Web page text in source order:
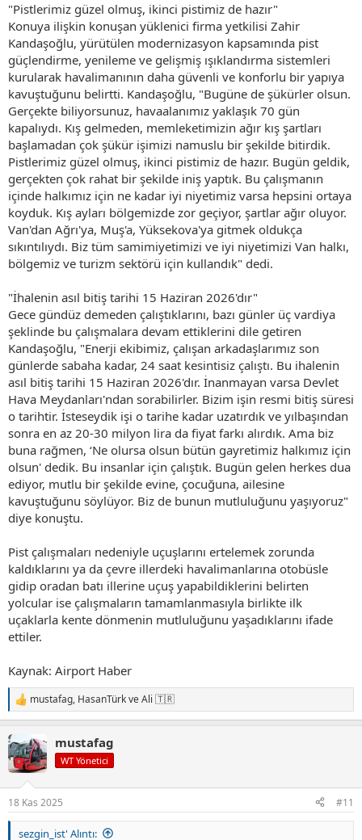
"Pistlerimiz güzel olmuş, ikinci pistimiz de hazır"
Konuya ilişkin konuşan yüklenici firma yetkilisi Zahir
Kandaşoğlu, yürütülen modernizasyon kapsamında pist
güçlendirme, yenileme ve gelişmiş ışıklandırma sistemleri
kurularak havalimanının daha güvenli ve konforlu bir yapıya
kavuştuğunu belirtti. Kandaşoğlu, "Bugüne de şükürler olsun.
Gerçekte biliyorsunuz, havaalanımız yaklaşık 70 gün
kapalıydı. Kış gelmeden, memleketimizin ağır kış şartları
başlamadan çok şükür işimizi namuslu bir şekilde bitirdik.
Pistlerimiz güzel olmuş, ikinci pistimiz de hazır. Bugün geldik,
gerçekten çok rahat bir şekilde iniş yaptık. Bu çalışmanın
içinde halkımız için ne kadar iyi niyetimiz varsa hepsini ortaya
koyduk. Kış ayları bölgemizde zor geçiyor, şartlar ağır oluyor.
Van'dan Ağrı'ya, Muş'a, Yüksekova'ya gitmek oldukça
sıkıntılıydı. Biz tüm samimiyetimizi ve iyi niyetimizi Van halkı,
bölgemiz ve turizm sektörü için kullandık" dedi.
"İhalenin asıl bitiş tarihi 15 Haziran 2026'dır"
Gece gündüz demeden çalıştıklarını, bazı günler üç vardiya
şeklinde bu çalışmalara devam ettiklerini dile getiren
Kandaşoğlu, "Enerji ekibimiz, çalışan arkadaşlarımız son
günlerde sabaha kadar, 24 saat kesintisiz çalıştı. Bu ihalenin
asıl bitiş tarihi 15 Haziran 2026'dır. İnanmayan varsa Devlet
Hava Meydanları'ndan sorabilirler. Bizim işin resmi bitiş süresi
o tarihtir. İsteseydik işi o tarihe kadar uzatırdık ve yılbaşından
sonra en az 20-30 milyon lira da fiyat farkı alırdık. Ama biz
buna rağmen, ‘Ne olursa olsun bütün gayretimiz halkımız için
olsun' dedik. Bu insanlar için çalıştık. Bugün gelen herkes dua
ediyor, mutlu bir şekilde evine, çocuğuna, ailesine
kavuştuğunu söylüyor. Biz de bunun mutluluğunu yaşıyoruz"
diye konuştu.
Pist çalışmaları nedeniyle uçuşlarını ertelemek zorunda
kaldıklarını ya da çevre illerdeki havalimanlarına otobüsle
gidip oradan batı illerine uçuş yapabildiklerini belirten
yolcular ise çalışmaların tamamlanmasıyla birlikte ilk
uçaklarla kente dönmenin mutluluğunu yaşadıklarını ifade
ettiler.
Kaynak: Airport Haber
T
e
k
i
l
:
mustafag, HasanTürkveAli 🇹🇷
mustafag
WT Yönetici
18 Kas 2025 #11
sezgin_ist' Alıntı: